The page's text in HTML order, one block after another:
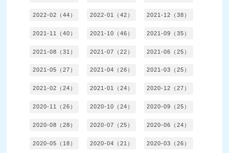
2022-02（44） 2022-01（42） 2021-12（38）
2021-11（40） 2021-10（46） 2021-09（35）
2021-08（31） 2021-07（22） 2021-06（25）
2021-05（27） 2021-04（26） 2021-03（25）
2021-02（24） 2021-01（24） 2020-12（27）
2020-11（26） 2020-10（24） 2020-09（25）
2020-08（28） 2020-07（25） 2020-06（24）
2020-05（18） 2020-04（21） 2020-03（26）